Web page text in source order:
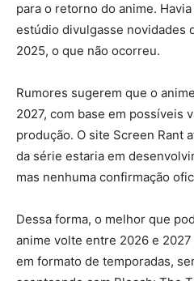
para o retorno do anime.
estúdio divulgasse novidades
2025, o que não ocorreu.
Rumores sugerem que o
2027, com base em possíveis
produção. O site Screen Rant
da série estaria em
mas nenhuma confirmação
Dessa forma, o melhor que
anime volte entre 2026 e
em formato de temporadas,